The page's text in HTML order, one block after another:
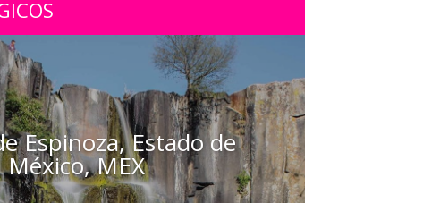
Espinoza, Estado de
México, MEX